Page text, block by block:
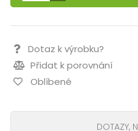
Dotaz k výrobku?
Přidat k porovnání
Oblíbené
DOTAZY,